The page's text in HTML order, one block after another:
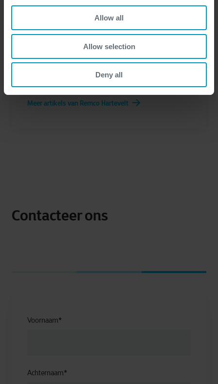
Allow all
Allow selection
Deny all
Remco Hartevelt
Meer artikels van Remco Hartevelt
Contacteer ons
Voornaam*
Achternaam*